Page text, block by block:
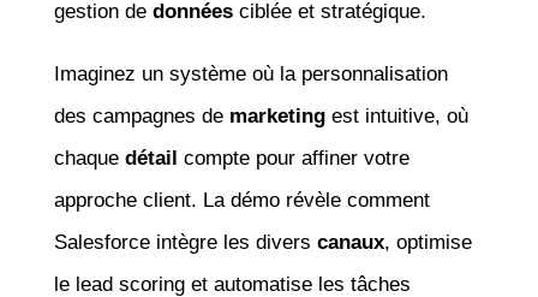
gestion de donnéesciblée et stratégique.
Imaginez un système où la personnalisation
des campagnes de marketingest intuitive, où
chaque détail compte pour affiner votre
approche client. La démo révèle comment
Salesforce intègre les divers canaux, optimise
le lead scoring et automatise les tâches